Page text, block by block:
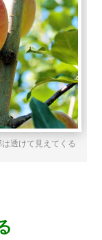
透けて見えてくる